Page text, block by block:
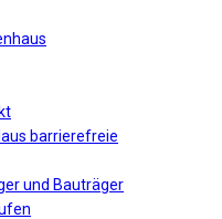
barrierefreie
und Bauträger